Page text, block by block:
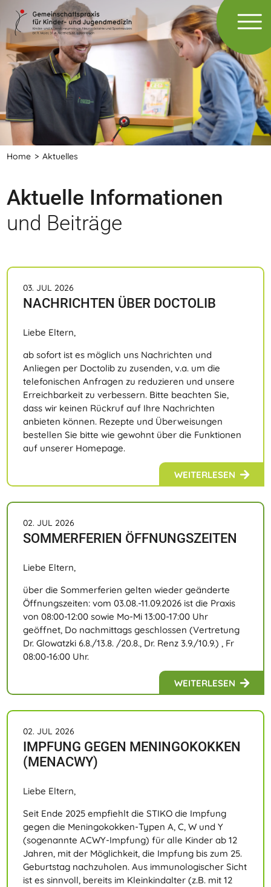
Home Aktuelles
Aktuelle Informationen
und Beiträge
03. JUL 2026
NACHRICHTEN ÜBER DOCTOLIB
Liebe Eltern,
ab sofort ist es möglich uns Nachrichten und
Anliegen per Doctolib zu zusenden, v.a. um die
telefonischen Anfragen zu reduzieren und unsere
Erreichbarkeit zu verbessern. Bitte beachten Sie,
dass wir keinen Rückruf auf Ihre Nachrichten
anbieten können. Rezepte und Überweisungen
bestellen Sie bitte wie gewohnt über die Funktionen
auf unserer Homepage.
WEITERLESEN
02. JUL 2026
SOMMERFERIEN ÖFFNUNGSZEITEN
Liebe Eltern,
über die Sommerferien gelten wieder geänderte
Öffnungszeiten: vom 03.08.-11.09.2026 ist die Praxis
von 08:00-12:00 sowie Mo-Mi 13:00-17:00 Uhr
geöffnet, Do nachmittags geschlossen (Vertretung
Dr. Glowatzki 6.8./13.8. /20.8., Dr. Renz 3.9./10.9.) , Fr
08:00-16:00 Uhr.
WEITERLESEN
02. JUL 2026
IMPFUNG GEGEN MENINGOKOKKEN
(MENACWY)
Liebe Eltern,
Seit Ende 2025 empfiehlt die STIKO die Impfung
gegen die Meningokokken-Typen A, C, W und Y
(sogenannte ACWY-Impfung) für alle Kinder ab 12
Jahren, mit der Möglichkeit, die Impfung bis zum 25.
Geburtstag nachzuholen. Aus immunologischer Sicht
ist es sinnvoll, bereits im Kleinkindalter (z.B. mit 12